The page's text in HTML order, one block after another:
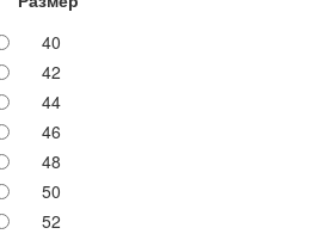
40
42
44
46
48
50
52